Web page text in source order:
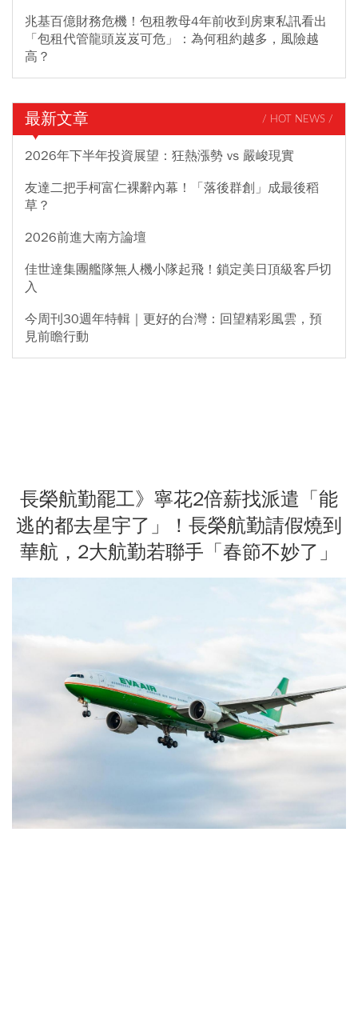
兆基百億財務危機！包租教母4年前收到房東私訊看出
「包租代管龍頭岌岌可危」：為何租約越多，風險越
高？
最新文章 / HOT NEWS /
2026年下半年投資展望：狂熱漲勢 vs 嚴峻現實
友達二把手柯富仁裸辭內幕！「落後群創」成最後稻
草？
2026前進大南方論壇
佳世達集團艦隊無人機小隊起飛！鎖定美日頂級客戶切
入
今周刊30週年特輯｜更好的台灣：回望精彩風雲，預
見前瞻行動
長榮航勤罷工》寧花2倍薪找派遣「能
逃的都去星宇了」！長榮航勤請假燒到
華航，2大航勤若聯手「春節不妙了」